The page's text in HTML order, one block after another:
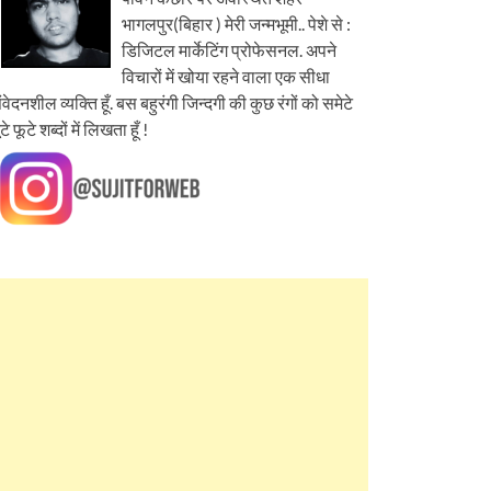
भागलपुर(बिहार ) मेरी जन्मभूमी.. पेशे से :
डिजिटल मार्केटिंग प्रोफेसनल. अपने
विचारों में खोया रहने वाला एक सीधा
व्यक्ति हूँ. बस बहुरंगी जिन्दगी की कुछ रंगों को समेटे
फूटे शब्दों में लिखता हूँ !